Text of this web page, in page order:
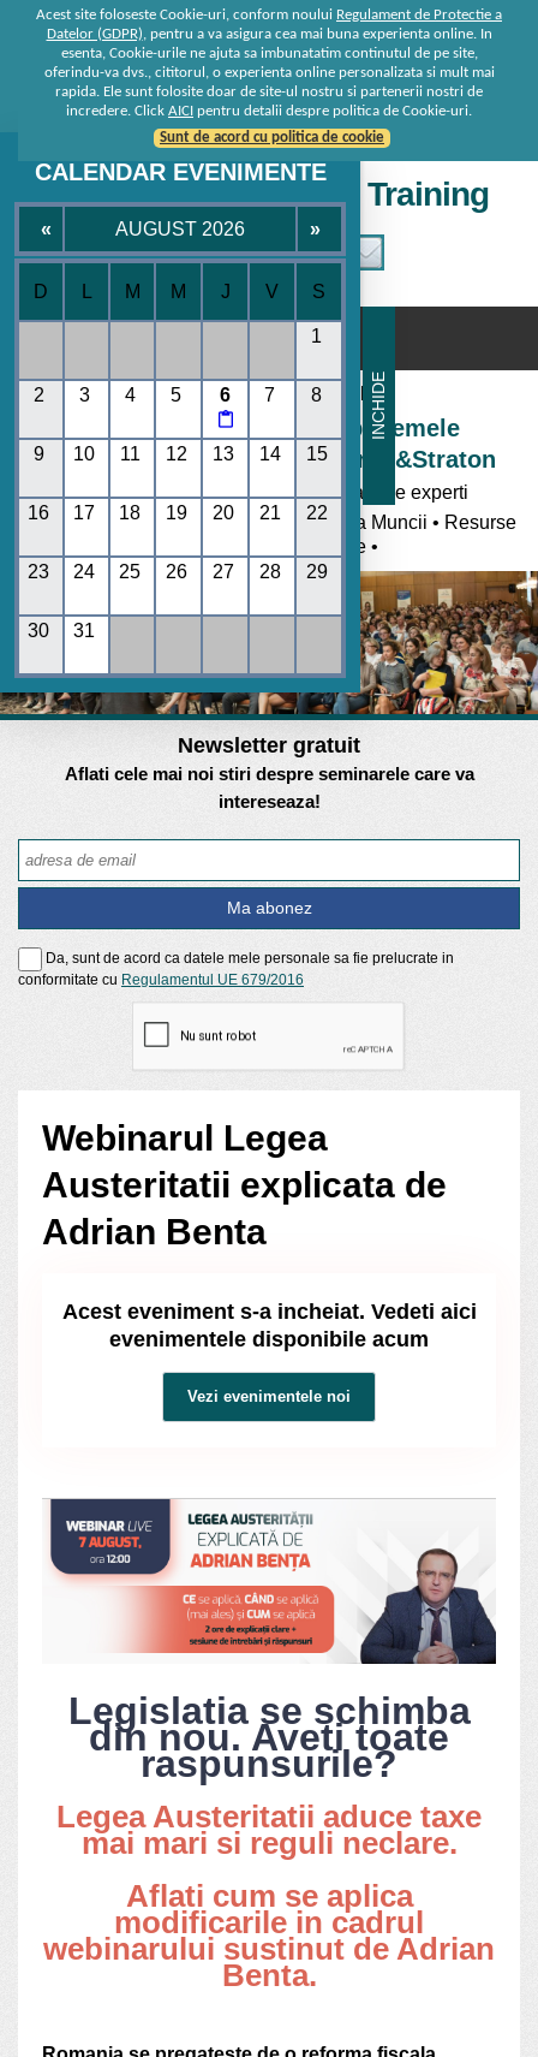
Acest site foloseste Cookie-uri, conform noului Regulament de Protectie a
Datelor (GDPR), pentru a va asigura cea mai buna experienta online. In
esenta, Cookie-urile ne ajuta sa imbunatatim continutul de pe site,
oferindu-va dvs., cititorul, o experienta online personalizata si mult mai
rapida. Ele sunt folosite doar de site-ul nostru si partenerii nostri de
incredere. Click AICI pentru detalii despre politica de Cookie-uri.
Sunt de acord cu politica de cookie
Seminare • Conferinte • Training
Consultanta de la specialisti
Seminare si Conferinte pe temele
momentului oferite de Rentrop&Straton
- Toate noutatile legislative explicate de experti
• Codul Fiscal • Contabilitate • Legislatia Muncii • Resurse
Umane • REGES online •
Newsletter gratuit
Aflati cele mai noi stiri despre seminarele care va
intereseaza!
Da, sunt de acord ca datele mele personale sa fie prelucrate in
conformitate cu Regulamentul UE 679/2016
Webinarul Legea
Austeritatii explicata de
Adrian Benta
Acest eveniment s-a incheiat. Vedeti aici
evenimentele disponibile acum
Vezi evenimentele noi
Legislatia se schimba
din nou. Aveti toate
raspunsurile?
Legea Austeritatii aduce taxe
mai mari si reguli neclare.
Aflati cum se aplica
modificarile in cadrul
webinarului sustinut de Adrian
Benta.
CALENDAR EVENIMENTE
« AUGUST 2026 »
D M M J V S
1
2 3 4 5 6

7 8
9 10 11 12 13 14 15
16 17 18 19 20 21 22
23 24 25 26 27 28 29
30 31
INCHIDE